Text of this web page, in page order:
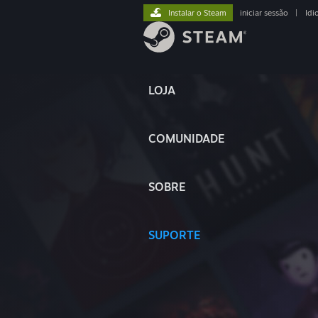
LOJA
COMUNIDADE
SOBRE
SUPORTE
Instalar o Steam iniciar sessão